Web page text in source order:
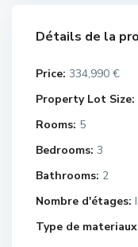
Détails de la
Price: 334,990 €
Property Lot Size:
Rooms: 5
Bedrooms: 3
Bathrooms: 2
Nombre d'étages:
Type de